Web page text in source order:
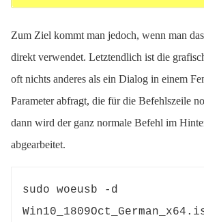
Zum Ziel kommt man jedoch, wenn man
direkt verwendet. Letztendlich ist die
oft nichts anderes als ein Dialog in einem
Parameter abfragt, die für die Befehlszeile
dann wird der ganz normale Befehl im
abgearbeitet.
sudo woeusb -d